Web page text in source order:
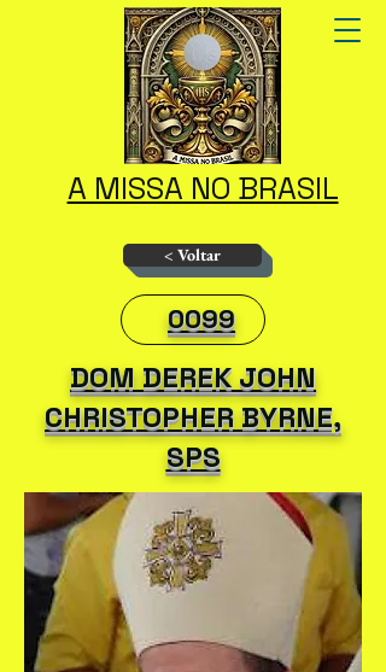
A MISSA NO BRASIL
< Voltar
0099
DOM DEREK JOHN
CHRISTOPHER BYRNE,
SPS